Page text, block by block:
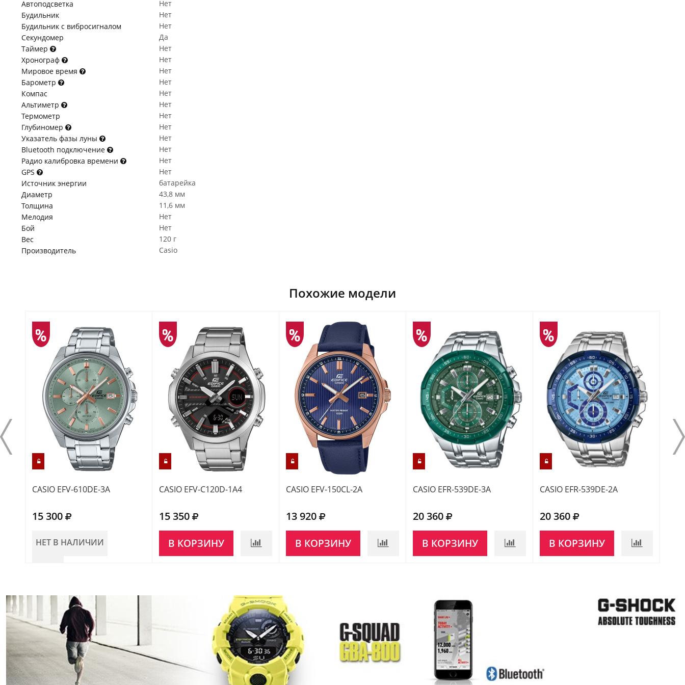
Автоподсветка
Нет
Будильник
Нет
Будильник с вибросигналом
Нет
Секундомер
Да
Таймер
Нет
Хронограф
Нет
Мировое время
Нет
Барометр
Нет
Компас
Нет
Альтиметр
Нет
Термометр
Нет
Глубиномер
Нет
Указатель фазы луны
Нет
Bluetooth подключение
Нет
Радио калибровка времени
Нет
GPS
Нет
Источник энергии
батарейка
Диаметр
43,8 мм
Толщина
11,6 мм
Мелодия
Нет
Бой
Нет
Вес
120 г
Производитель
Casio
Похожие модели
CASIO EFV-610DE-3A
15 300
НЕТ В НАЛИЧИИ
CASIO EFV-C120D-1A4
15 350
В КОРЗИНУ
CASIO EFV-150CL-2A
13 920
В КОРЗИНУ
CASIO EFR-539DE-3A
20 360
В КОРЗИНУ
CASIO EFR-539DE-2A
20 360
В КОРЗИНУ